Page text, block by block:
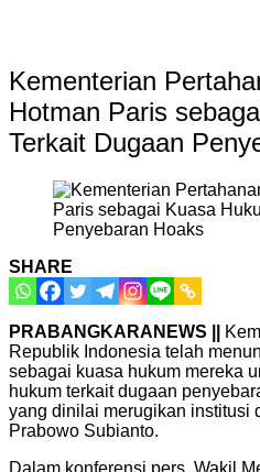
Kementerian
Hotman Paris
Terkait Dugaan
SHARE
PRABANGKARANEWS ||
Republik Indonesia telah
sebagai kuasa hukum mereka
hukum terkait dugaan
yang dinilai merugikan institusi
Prabowo Subianto.
Dalam konferensi pers, Wakil